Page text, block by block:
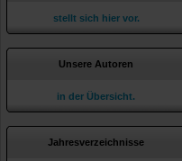
stellt sich hier vor.
Unsere Autoren
in der Übersicht.
Jahresverzeichnisse